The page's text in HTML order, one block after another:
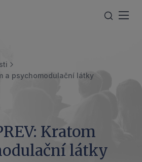
a psychomodulační látky
Kratom
látky